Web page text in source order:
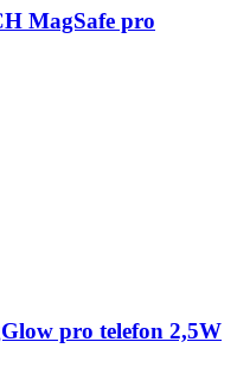
MagSafe pro
pro telefon 2,5W